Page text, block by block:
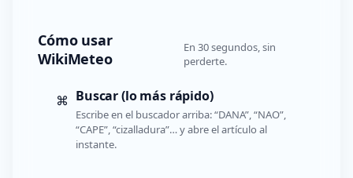
Cómo usar
WikiMeteo
En 30 segundos, sin
perderte.
⌘ Buscar (lo más rápido)
Escribe en el buscador arriba: “DANA”, “NAO”,
“CAPE”, “cizalladura”… y abre el artículo al
instante.